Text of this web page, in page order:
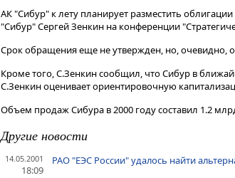
АК "Сибур" к лету планирует разместить
"Сибур" Сергей Зенкин на конференции
Срок обращения еще не утвержден, но, очевидно,
Кроме того, С.Зенкин сообщил, что Сибур в
С.Зенкин оценивает ориентировочную
Объем продаж Сибура в 2000 году составил 1.2
Другие новости
14.05.2001
18:09
РАО "ЕЭС России" удалось найти